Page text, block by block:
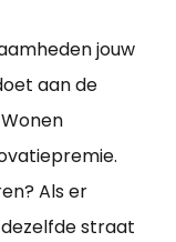
jouw
aan de
Als er
straat